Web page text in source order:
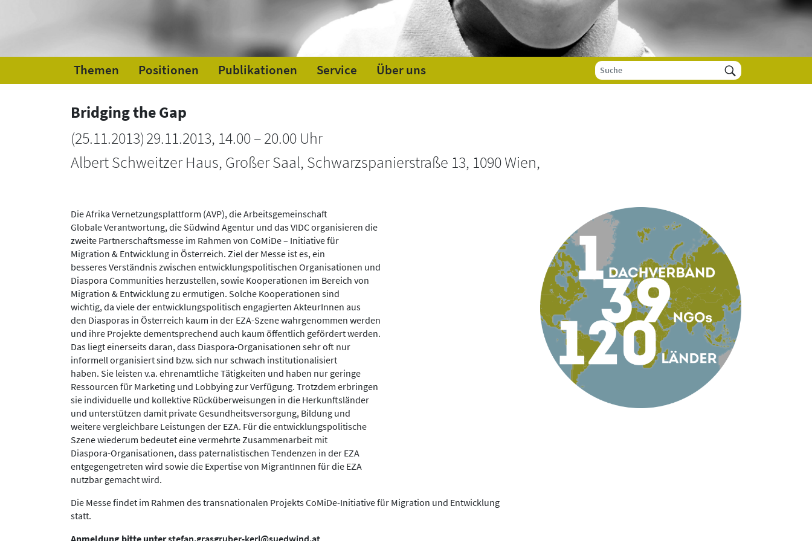
Themen Positionen Publikationen Service Über uns
Bridging the Gap
(25.11.2013)29.11.2013, 14.00 – 20.00 Uhr
Albert Schweitzer Haus, Großer Saal, Schwarzspanierstraße 13, 1090 Wien,
Die Afrika Vernetzungsplattform (AVP), die Arbeitsgemeinschaft
Globale Verantwortung, die Südwind Agentur und das VIDC organisieren die
zweite Partnerschaftsmesse im Rahmen von CoMiDe – Initiative für
Migration & Entwicklung in Österreich. Ziel der Messe ist es, ein
besseres Verständnis zwischen entwicklungspolitischen Organisationen und
Diaspora Communities herzustellen, sowie Kooperationen im Bereich von
Migration & Entwicklung zu ermutigen. Solche Kooperationen sind
wichtig, da viele der entwicklungspolitisch engagierten AkteurInnen aus
den Diasporas in Österreich kaum in der EZA-Szene wahrgenommen werden
und ihre Projekte dementsprechend auch kaum öffentlich gefördert werden.
Das liegt einerseits daran, dass Diaspora-Organisationen sehr oft nur
informell organisiert sind bzw. sich nur schwach institutionalisiert
haben. Sie leisten v.a. ehrenamtliche Tätigkeiten und haben nur geringe
Ressourcen für Marketing und Lobbying zur Verfügung. Trotzdem erbringen
sie individuelle und kollektive Rücküberweisungen in die Herkunftsländer
und unterstützen damit private Gesundheitsversorgung, Bildung und
weitere vergleichbare Leistungen der EZA. Für die entwicklungspolitische
Szene wiederum bedeutet eine vermehrte Zusammenarbeit mit
Diaspora-Organisationen, dass paternalistischen Tendenzen in der EZA
entgegengetreten wird sowie die Expertise von MigrantInnen für die EZA
nutzbar gemacht wird.
Die Messe findet im Rahmen des transnationalen Projekts CoMiDe-Initiative für Migration und Entwicklung
statt.